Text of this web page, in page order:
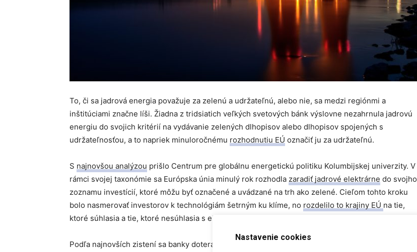
To, či sa jadrová energia považuje za zelenú a udržateľnú, alebo nie, sa medzi regiónmi a
inštitúciami značne líši. Žiadna z tridsiatich veľkých svetových bánk výslovne nezahrnula jadrovú
energiu do svojich kritérií na vydávanie zelených dlhopisov alebo dlhopisov spojených s
udržateľnosťou, a to napriek minuloročnému rozhodnutiu EÚ označiť ju za udržateľnú.
S najnovšou analýzou prišlo Centrum pre globálnu energetickú politiku Kolumbijskej univerzity. V
rámci svojej taxonómie sa Európska únia minulý rok rozhodla zaradiť jadrové elektrárne do svojho
zoznamu investícií, ktoré môžu byť označené a uvádzané na trh ako zelené. Cieľom tohto kroku
bolo nasmerovať investorov k technológiám šetrným ku klíme, no rozdelilo to krajiny EÚ na tie,
ktoré súhlasia a tie, ktoré nesúhlasia s ekologickými prínosmi jadrovej energie.
Podľa najnovších zistení sa banky doteraz neriadili vzorom EÚ vo svojich vlastných pravidlách
Nastavenie cookies